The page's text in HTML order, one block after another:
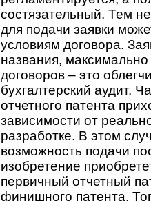
состязательный. Тем
для подачи заявки
условиям договора.
названия,
договоров – это
бухгалтерский аудит.
отчетного патента
зависимости от
разработке. В этом
возможность подачи
изобретение
первичный отчетный
финишного патента.